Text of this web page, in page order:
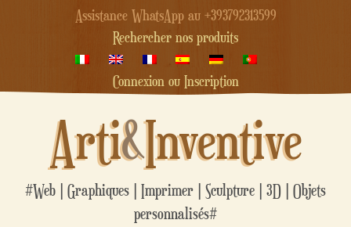
Assistance WhatsApp au +393792313599
Rechercher nos produits
Connexion ou Inscription
Arti&Inventive
#Web | Graphiques | Imprimer | Sculpture | 3D | Objets
personnalisés#